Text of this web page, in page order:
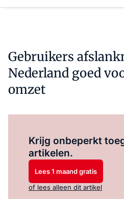
Gebruikers
Nederland goed
omzet
Krijg onbeperkt
artikelen.
Lees 1 maand gratis
of lees alleen dit artikel